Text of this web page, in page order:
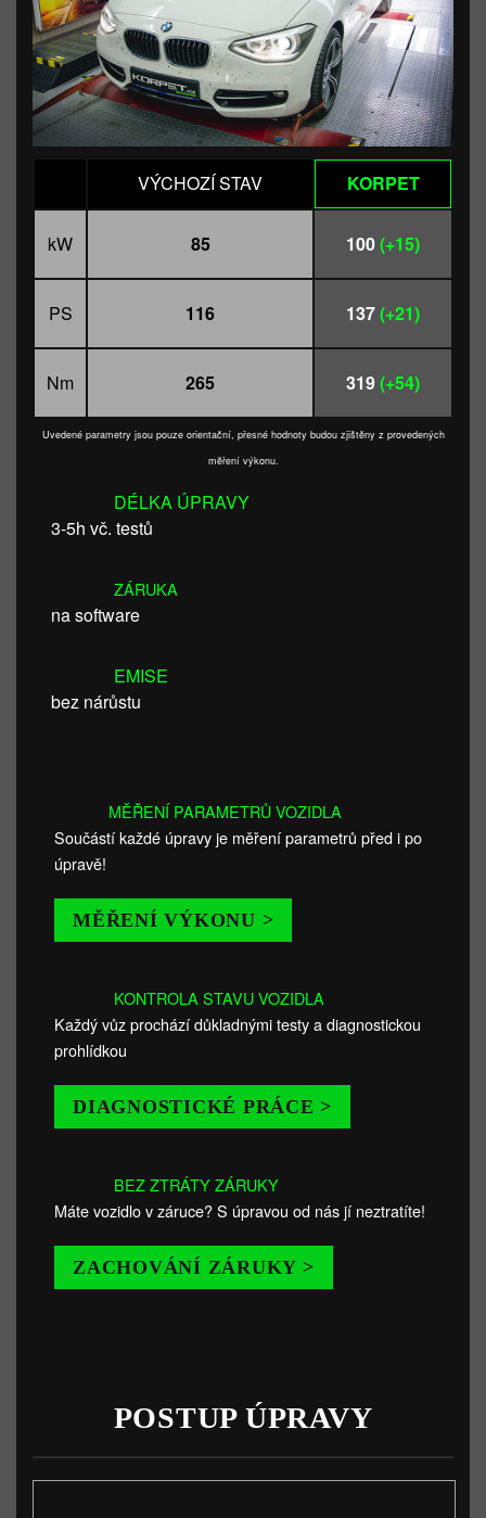
VÝCHOZÍ STAV KORPET
kW 85 100(+15)
PS 116 137(+21)
Nm 265 319(+54)
Uvedené parametry jsou pouze orientační, přesné hodnoty budou zjištěny z provedených
měření výkonu.
DÉLKA ÚPRAVY
3-5h vč. testů
ZÁRUKA
na software
EMISE
bez nárůstu
MĚŘENÍ PARAMETRŮ VOZIDLA
Součástí každé úpravy je měření parametrů před i po
úpravě!
MĚŘENÍ VÝKONU >
KONTROLA STAVU VOZIDLA
Každý vůz prochází důkladnými testy a diagnostickou
prohlídkou
DIAGNOSTICKÉ PRÁCE >
BEZ ZTRÁTY ZÁRUKY
Máte vozidlo v záruce? S úpravou od nás jí neztratíte!
ZACHOVÁNÍ ZÁRUKY >
POSTUP ÚPRAVY